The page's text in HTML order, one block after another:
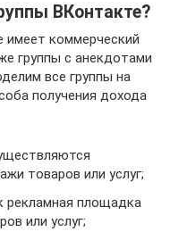
ВКонтакте?
имеет коммерческий
группы с анекдотами
все группы на
получения дохода
товаров или услуг;
рекламная площадка
или услуг;